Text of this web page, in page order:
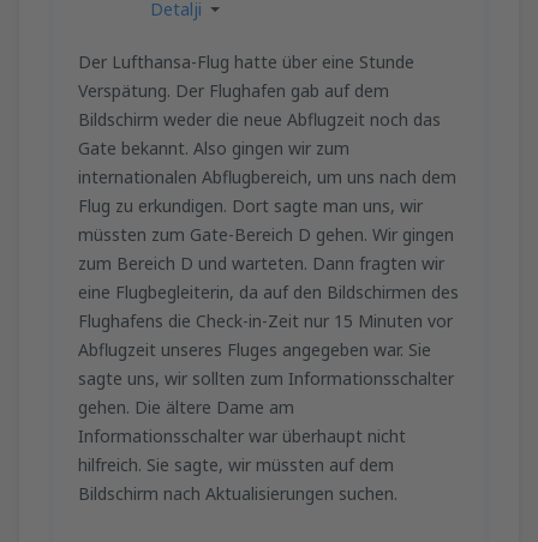
Detalji
Der Lufthansa-Flug hatte über eine Stunde
Verspätung. Der Flughafen gab auf dem
Bildschirm weder die neue Abflugzeit noch das
Gate bekannt. Also gingen wir zum
internationalen Abflugbereich, um uns nach dem
Flug zu erkundigen. Dort sagte man uns, wir
müssten zum Gate-Bereich D gehen. Wir gingen
zum Bereich D und warteten. Dann fragten wir
eine Flugbegleiterin, da auf den Bildschirmen des
Flughafens die Check-in-Zeit nur 15 Minuten vor
Abflugzeit unseres Fluges angegeben war. Sie
sagte uns, wir sollten zum Informationsschalter
gehen. Die ältere Dame am
Informationsschalter war überhaupt nicht
hilfreich. Sie sagte, wir müssten auf dem
Bildschirm nach Aktualisierungen suchen.